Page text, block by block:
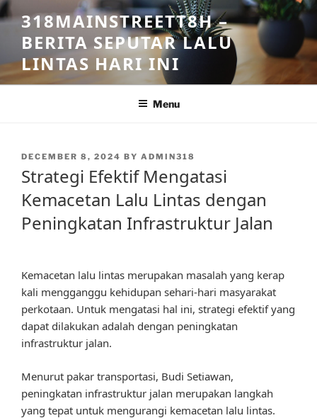
Skip
to
content
318MAINSTREETT8H –
BERITA SEPUTAR LALU
LINTAS HARI INI
Menu
POSTED
DECEMBER 8, 2024 BY ADMIN318
Strategi Efektif Mengatasi
Kemacetan Lalu Lintas dengan
Peningkatan Infrastruktur Jalan
Kemacetan lalu lintas merupakan masalah yang kerap
kali mengganggu kehidupan sehari-hari masyarakat
perkotaan. Untuk mengatasi hal ini, strategi efektif yang
dapat dilakukan adalah dengan peningkatan
infrastruktur jalan.
Menurut pakar transportasi, Budi Setiawan,
peningkatan infrastruktur jalan merupakan langkah
yang tepat untuk mengurangi kemacetan lalu lintas.